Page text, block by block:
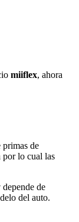
miiflex, ahora
primas de
por lo cual las
de
del auto.